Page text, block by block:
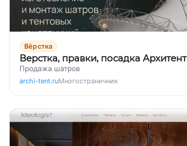
Вёрстка
Верстка, правки, посадка Архитент
Продажа шатров
archi-tent.ruМногостраничник